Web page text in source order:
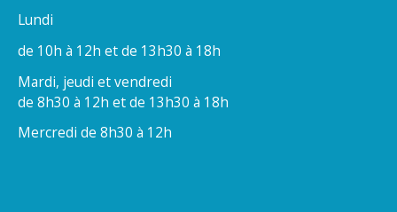
Lundi
de 10h à 12h et de 13h30 à 18h
Mardi, jeudi et vendredi
de 8h30 à 12h et de 13h30 à 18h
Mercredi de 8h30 à 12h